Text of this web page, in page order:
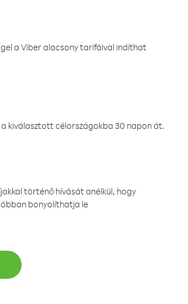
a Viber alacsony tarifáival indíthat
kiválasztott célországokba 30 napon át.
történő hívását anélkül, hogy
bonyolíthatja le